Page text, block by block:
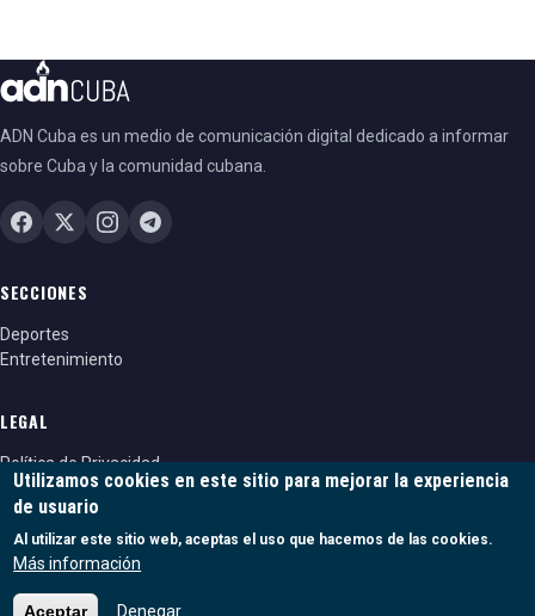
ADN Cuba es un medio de comunicación digital dedicado a informar
sobre Cuba y la comunidad cubana.
SECCIONES
Deportes
Entretenimiento
LEGAL
Política de Privacidad
Política de cookies
Términos y condiciones
Utilizamos cookies en este sitio para mejorar la experiencia
de usuario
Al utilizar este sitio web, aceptas el uso que hacemos de las cookies.
Más información
Aceptar Denegar